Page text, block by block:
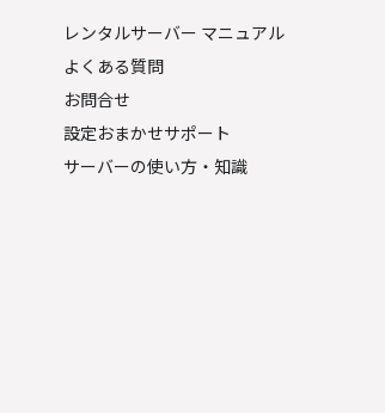
レンタルサーバー マニュアル
よくある質問
お問合せ
設定おまかせサポート
サーバーの使い方・知識